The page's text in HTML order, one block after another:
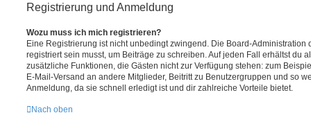
Registrierung und Anmeldung
Wozu muss ich mich registrieren?
Eine Registrierung ist nicht unbedingt zwingend. Die Board-Administration
registriert sein musst, um Beiträge zu schreiben. Auf jeden Fall erhältst du
zusätzliche Funktionen, die Gästen nicht zur Verfügung stehen: zum
E-Mail-Versand an andere Mitglieder, Beitritt zu Benutzergruppen und so
Anmeldung, da sie schnell erledigt ist und dir zahlreiche Vorteile bietet.
Nach oben